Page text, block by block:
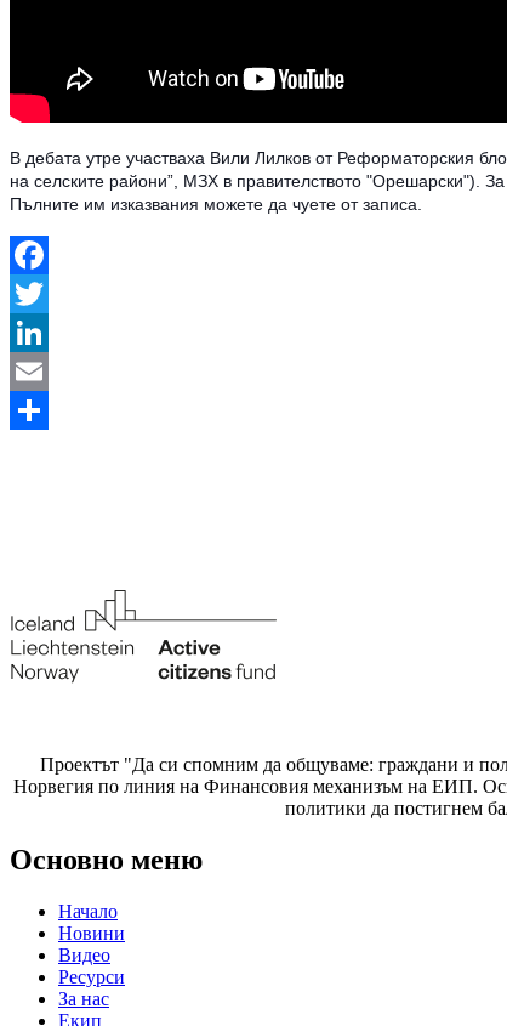
В дебата утре участваха Вили Лилков от Реформаторския
на селските райони”, МЗХ в правителството "Орешарски").
Пълните им изказвания можете да чуете от записа.
Facebook
Twitter
LinkedIn
Email
Проектът "Да си спомним да общуваме: граждани и
Норвегия по линия на Финансовия механизъм на ЕИП.
политики да постигнем
Основно меню
Начало
Новини
Видео
Ресурси
За нас
Екип